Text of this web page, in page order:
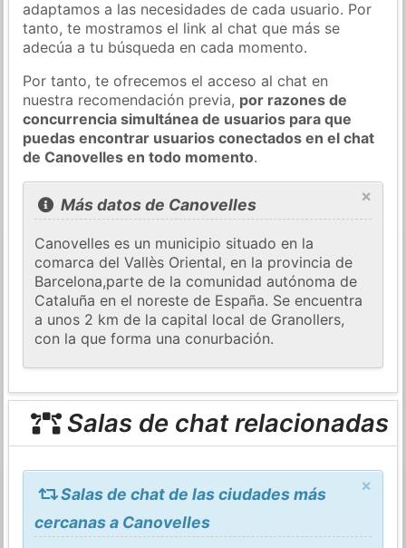
adaptamos a las necesidades de cada usuario. Por
tanto, te mostramos el link al chat que más se
adecúa a tu búsqueda en cada momento.
Por tanto, te ofrecemos el acceso al chat en
nuestra recomendación previa, por razones de
concurrencia simultánea de usuarios para que
puedas encontrar usuarios conectados en el chat
de Canovelles en todo momento.
×
Más datos de Canovelles
Canovelles es un municipio situado en la
comarca del Vallès Oriental, en la provincia de
Barcelona,​​parte de la comunidad autónoma de
Cataluña en el noreste de España. Se encuentra
a unos 2 km de la capital local de Granollers,
con la que forma una conurbación.
Salas de chat relacionadas
×
Salas de chat de las ciudades más
cercanas a Canovelles